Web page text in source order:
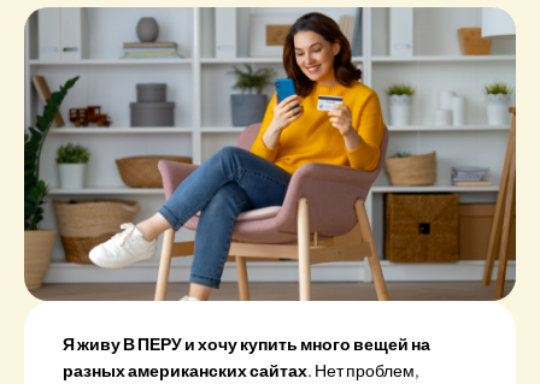
Я живу В ПЕРУ и хочу купить много вещей на
разных американских сайтах. Нет проблем,